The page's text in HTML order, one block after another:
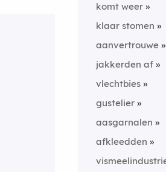
komt weer
klaar stomen
aanvertrouwe
jakkerden af
vlechtbies
gustelier
aasgarnalen
afkleedden